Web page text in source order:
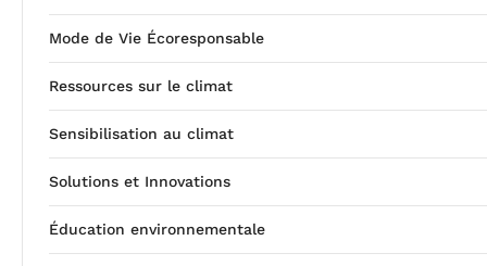
Mode de Vie Écoresponsable
Ressources sur le climat
Sensibilisation au climat
Solutions et Innovations
Éducation environnementale